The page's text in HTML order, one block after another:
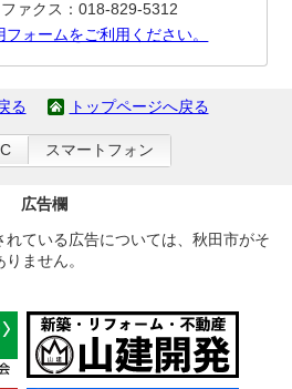
ァクス：018-829-5312
ォームをご利用ください。
る トップページへ戻る
スマートフォン
広告欄
ている広告については、秋田市がそ
ません。